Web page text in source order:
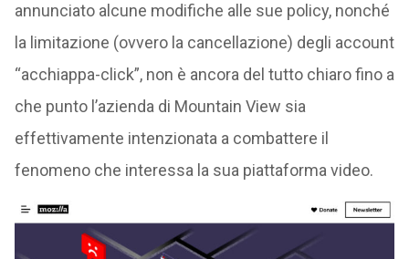
annunciato alcune modifiche alle sue policy, nonché
la limitazione (ovvero la cancellazione) degli account
“acchiappa-click”, non è ancora del tutto chiaro fino a
che punto l’azienda di Mountain View sia
effettivamente intenzionata a combattere il
fenomeno che interessa la sua piattaforma video.